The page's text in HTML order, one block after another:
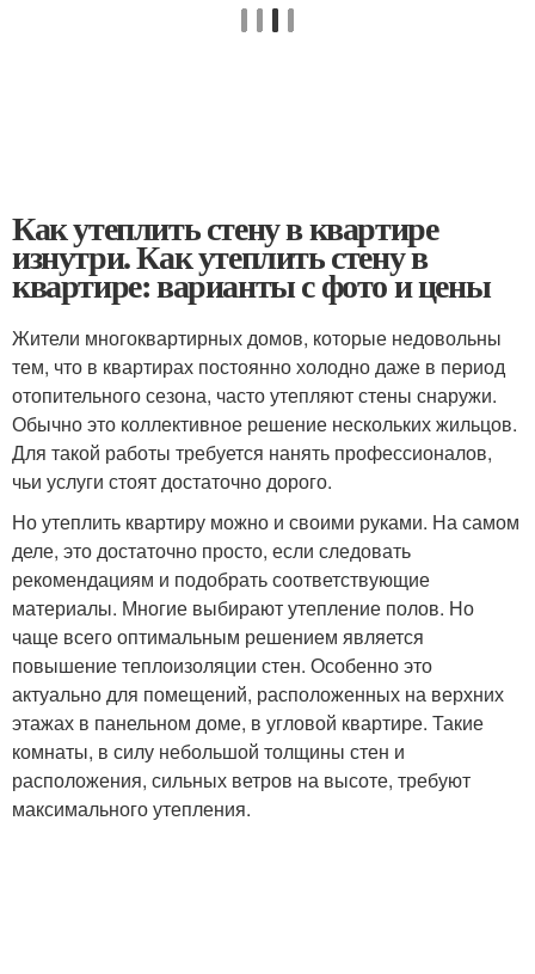
Как утеплить стену в квартире
изнутри. Как утеплить стену в
квартире: варианты с фото и цены
Жители многоквартирных домов, которые недовольны
тем, что в квартирах постоянно холодно даже в период
отопительного сезона, часто утепляют стены снаружи.
Обычно это коллективное решение нескольких жильцов.
Для такой работы требуется нанять профессионалов,
чьи услуги стоят достаточно дорого.
Но утеплить квартиру можно и своими руками. На самом
деле, это достаточно просто, если следовать
рекомендациям и подобрать соответствующие
материалы. Многие выбирают утепление полов. Но
чаще всего оптимальным решением является
повышение теплоизоляции стен. Особенно это
актуально для помещений, расположенных на верхних
этажах в панельном доме, в угловой квартире. Такие
комнаты, в силу небольшой толщины стен и
расположения, сильных ветров на высоте, требуют
максимального утепления.